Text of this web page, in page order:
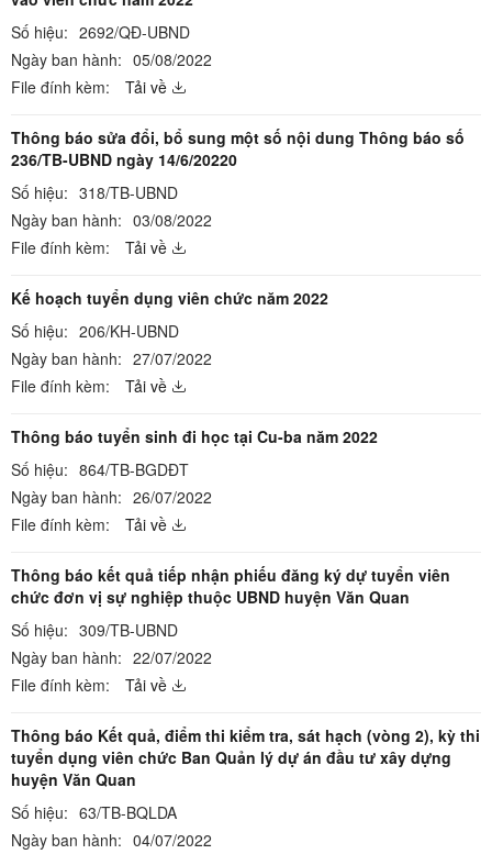
Số hiệu: 2692/QĐ-UBND
Ngày ban hành: 05/08/2022
File đính kèm:
Tải về
Thông báo sửa đổi, bổ sung một số nội dung Thông báo số
236/TB-UBND ngày 14/6/20220
Số hiệu: 318/TB-UBND
Ngày ban hành: 03/08/2022
File đính kèm:
Tải về
Kế hoạch tuyển dụng viên chức năm 2022
Số hiệu: 206/KH-UBND
Ngày ban hành: 27/07/2022
File đính kèm:
Tải về
Thông báo tuyển sinh đi học tại Cu-ba năm 2022
Số hiệu: 864/TB-BGDĐT
Ngày ban hành: 26/07/2022
File đính kèm:
Tải về
Thông báo kết quả tiếp nhận phiếu đăng ký dự tuyển viên
chức đơn vị sự nghiệp thuộc UBND huyện Văn Quan
Số hiệu: 309/TB-UBND
Ngày ban hành: 22/07/2022
File đính kèm:
Tải về
Thông báo Kết quả, điểm thi kiểm tra, sát hạch (vòng 2), kỳ thi
tuyển dụng viên chức Ban Quản lý dự án đầu tư xây dựng
huyện Văn Quan
Số hiệu: 63/TB-BQLDA
Ngày ban hành: 04/07/2022